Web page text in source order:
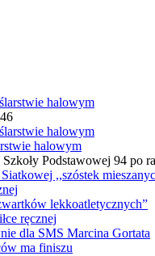
halowym
Podstawowej 94 po
,,szóstek
lekkoatletycznych”
ręcznej
dla SMS Marcina Gortata
ma finiszu